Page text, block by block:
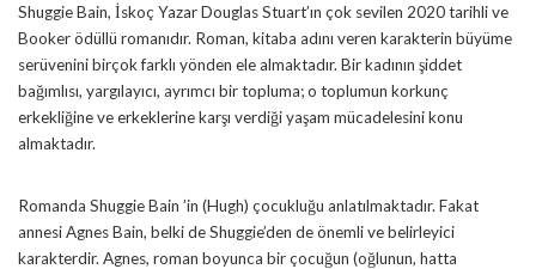
Shuggie Bain, İskoç Yazar Douglas Stuart’ın çok sevilen 2020 tarihli ve
Booker ödüllü romanıdır. Roman, kitaba adını veren karakterin büyüme
serüvenini birçok farklı yönden ele almaktadır. Bir kadının şiddet
bağımlısı, yargılayıcı, ayrımcı bir topluma; o toplumun korkunç
erkekliğine ve erkeklerine karşı verdiği yaşam mücadelesini konu
almaktadır.
Romanda Shuggie Bain ’in (Hugh) çocukluğu anlatılmaktadır. Fakat
annesi Agnes Bain, belki de Shuggie’den de önemli ve belirleyici
karakterdir. Agnes, roman boyunca bir çocuğun (oğlunun, hatta